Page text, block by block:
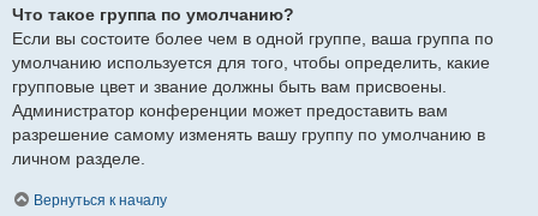
Что такое группа по умолчанию?
Если вы состоите более чем в одной группе, ваша группа по
умолчанию используется для того, чтобы определить, какие
групповые цвет и звание должны быть вам присвоены.
Администратор конференции может предоставить вам
разрешение самому изменять вашу группу по умолчанию в
личном разделе.
Вернуться к началу